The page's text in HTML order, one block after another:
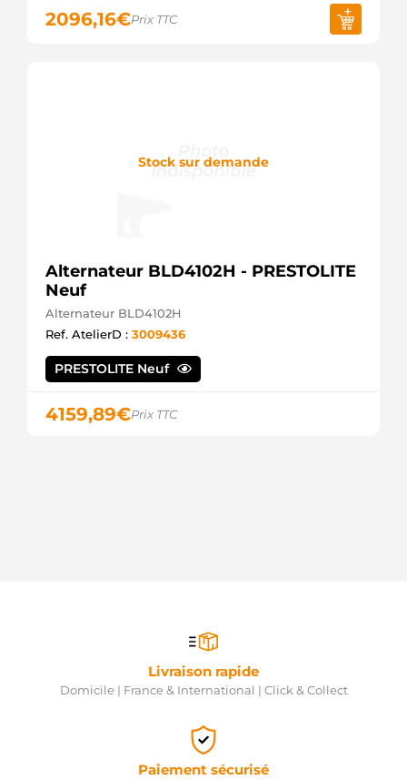
2096,16€Prix TTC
Stock sur demande
Alternateur BLD4102H - PRESTOLITE
Neuf
Alternateur BLD4102H
Ref. AtelierD : 3009436
PRESTOLITE Neuf
4159,89€Prix TTC
Livraison rapide
Domicile | France & International | Click & Collect
Paiement sécurisé